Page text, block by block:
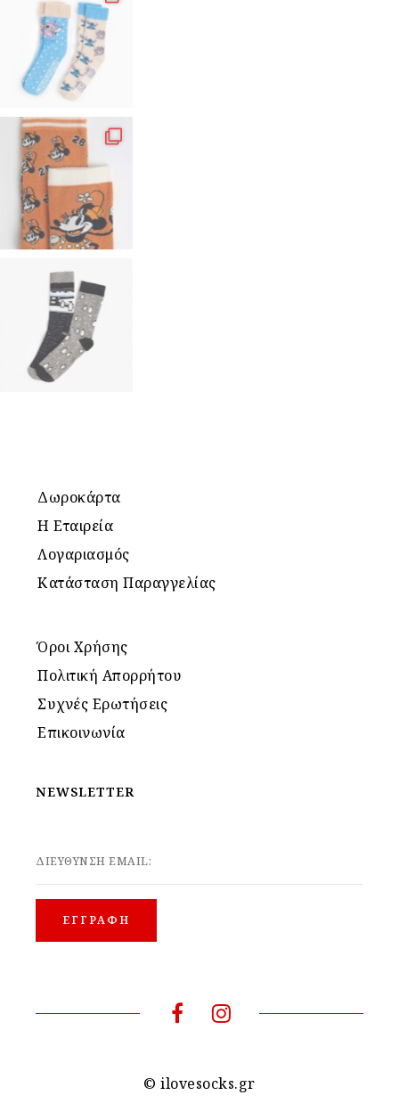
Δωροκάρτα
Η Εταιρεία
Λογαριασμός
Κατάσταση Παραγγελίας
Όροι Χρήσης
Πολιτική Απορρήτου
Συχνές Ερωτήσεις
Επικοινωνία
NEWSLETTER
ΔΙΕΥΘΥΝΣΗ EMAIL:
© ilovesocks.gr